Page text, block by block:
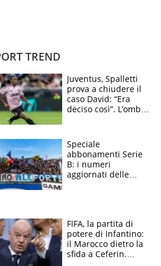
TREND
Juventus, Spalletti
prova a chiudere il
caso David: “Era
deciso così”. L’ombra
Speciale
abbonamenti Serie
B: i numeri
aggiornati delle
FIFA, la partita di
potere di Infantino:
il Marocco dietro la
sfida a Ceferin.